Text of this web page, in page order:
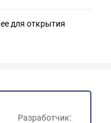
для открытия
Разработчик: